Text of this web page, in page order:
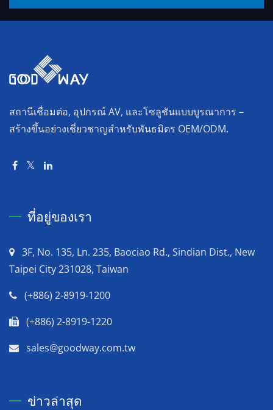
สถานีเชื่อมต่อ, อุปกรณ์ AV, และโซลูชันแบบบูรณาการ –
สร้างขึ้นอย่างเชี่ยวชาญสำหรับพันธมิตร OEM/ODM.
ที่อยู่ของเรา
3F, No. 135, Ln. 235, Baociao Rd., Sindian Dist., New
Taipei City 231028, Taiwan
(+886) 2-8919-1200
(+886) 2-8919-1220
sales@goodway.com.tw
ข่าวล่าสุด